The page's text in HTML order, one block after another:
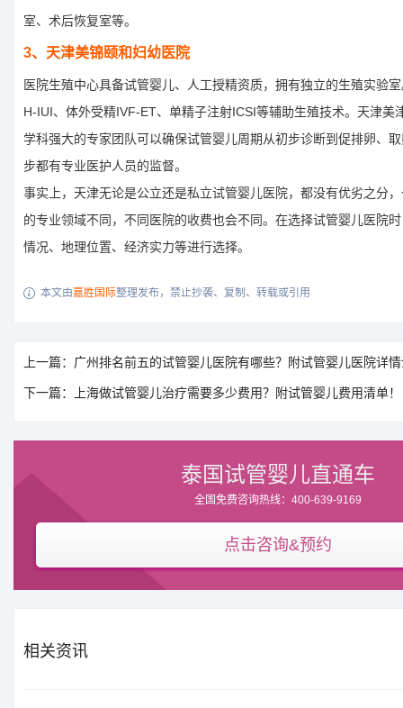
室、术后恢复室等。
3、天津美锦颐和妇幼医院
医院生殖中心具备试管婴儿、人工授精资质，拥有独立的生殖实验
H-IUI、体外受精IVF-ET、单精子注射ICSI等辅助生殖技术。天津美
学科强大的专家团队可以确保试管婴儿周期从初步诊断到促排卵、
步都有专业医护人员的监督。
事实上，天津无论是公立还是私立试管婴儿医院，都没有优劣之分
的专业领域不同，不同医院的收费也会不同。在选择试管婴儿医院
情况、地理位置、经济实力等进行选择。
 本文由嘉胜国际整理发布，禁止抄袭、复制、转载或引用
上一篇：广州排名前五的试管婴儿医院有哪些？附试管婴儿医院详
下一篇：上海做试管婴儿治疗需要多少费用？附试管婴儿费用清单！
泰国试管婴儿直通车
全国免费咨询热线：400-639-9169
点击咨询&预约
相关资讯